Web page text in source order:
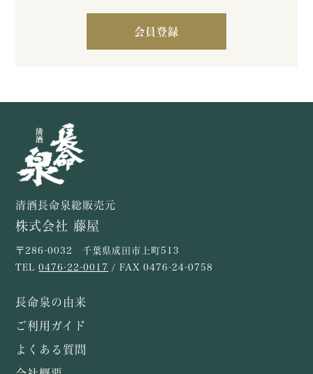
会員登録
清酒長命泉総販売元
株式会社 藤屋
〒286-0032 千葉県成田市上町513
TEL0476-22-0017 / FAX 0476-24-0758
長命泉の由来
ご利用ガイド
よくある質問